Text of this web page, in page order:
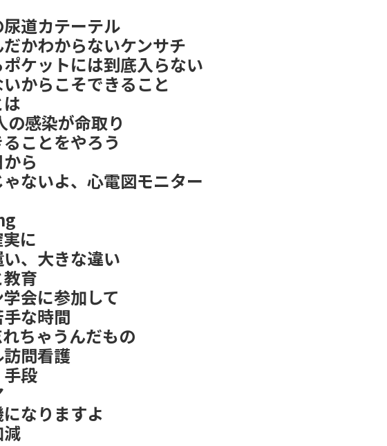
道カテーテル
かわからないケンサチ
ケットには到底入らない
からこそできること
の感染が命取り
ことをやろう
ら
ないよ、心電図モニター
に
、大きな違い
育
会に参加して
な時間
ちゃうんだもの
問看護
段
なりますよ